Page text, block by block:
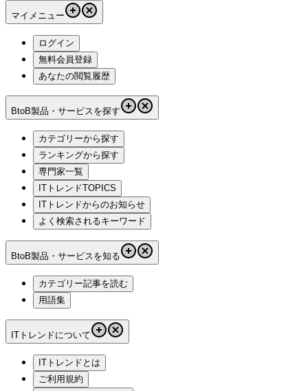
マイメニュー
ログイン
無料会員登録
あなたの閲覧履歴
BtoB製品・サービスを探す
カテゴリーから探す
ランキングから探す
専門家一覧
ITトレンドTOPICS
ITトレンドからのお知らせ
よく検索されるキーワード
BtoB製品・サービスを知る
カテゴリー記事を読む
用語集
ITトレンドについて
ITトレンドとは
ご利用規約